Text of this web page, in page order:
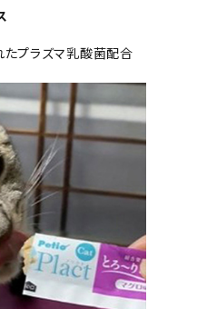
プラズマ乳酸菌配合